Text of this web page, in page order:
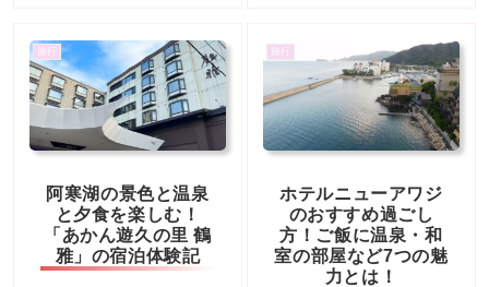
旅行
阿寒湖の景色と温泉
と夕食を楽しむ！
「あかん遊久の里 鶴
雅」の宿泊体験記
旅行
ホテルニューアワジ
のおすすめ過ごし
方！ご飯に温泉・和
室の部屋など7つの魅
力とは！